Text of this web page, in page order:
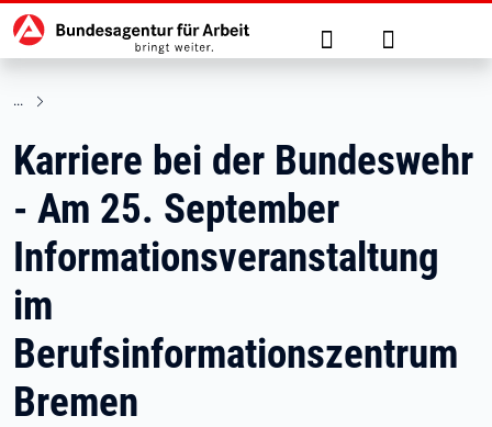
zu den Hauptinhalten springen
Hauptnavigation Suche Anmelden
Karriere bei der Bundeswehr
- Am 25. September
Informationsveranstaltung
im
Berufsinformationszentrum
Bremen